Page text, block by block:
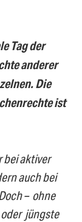
Tag der
anderer
Die
ist
bei aktiver
auch bei
– ohne
jüngste